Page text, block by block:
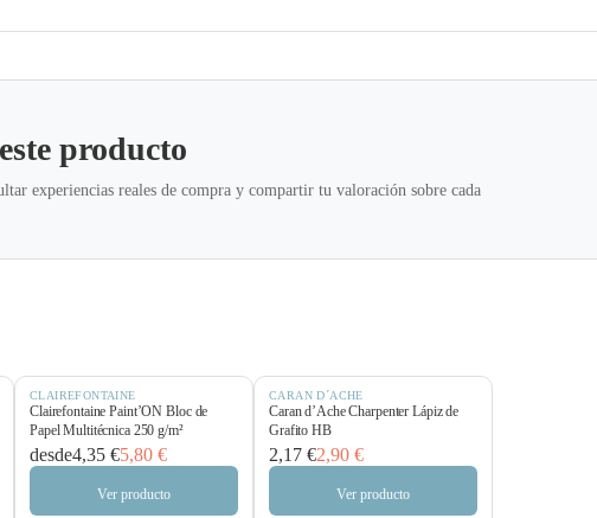
producto
experiencias reales de compra y compartir tu valoración sobre cada
CLAIREFONTAINE
Clairefontaine Paint’ON Bloc de
Papel Multitécnica 250 g/m²
desde4,35 €5,80 €
Ver producto
CARAN D´ACHE
Caran d’Ache Charpenter Lápiz de
Grafito HB
2,17 €2,90 €
Ver producto